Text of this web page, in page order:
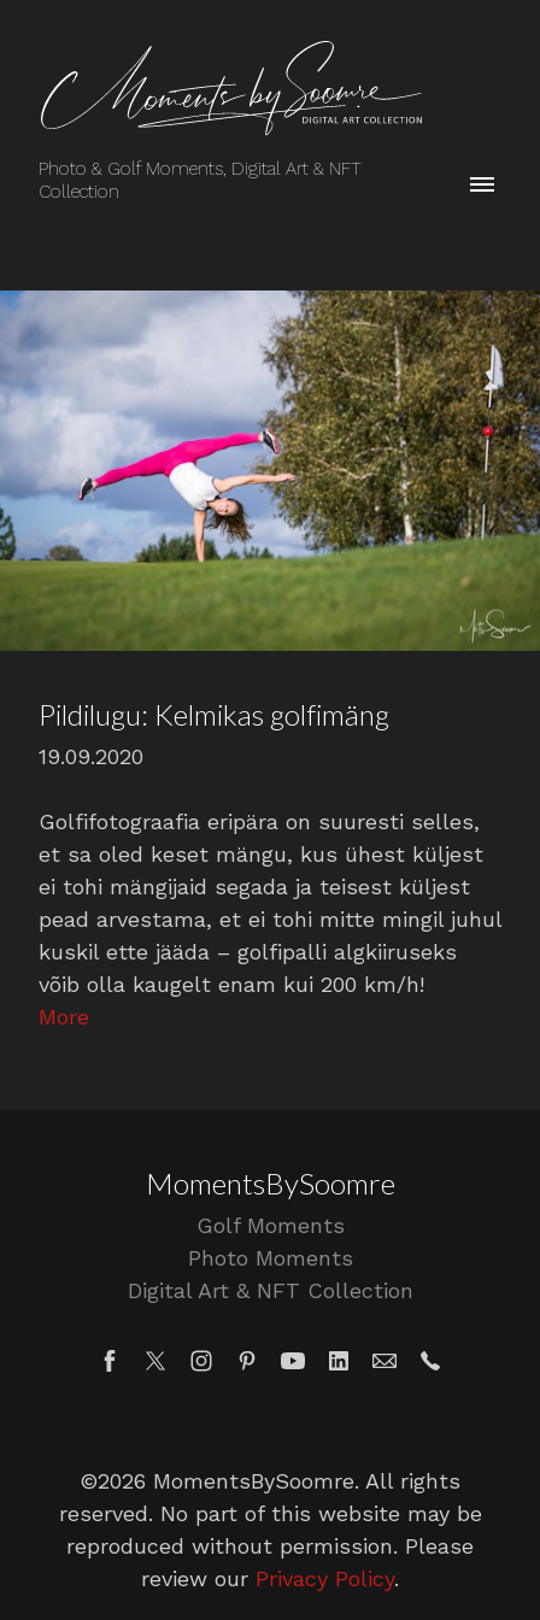
Photo & Golf Moments, Digital Art & NFT
Collection
Pildilugu: Kelmikas golfimäng
19.09.2020
Golfifotograafia eripära on suuresti selles,
et sa oled keset mängu, kus ühest küljest
ei tohi mängijaid segada ja teisest küljest
pead arvestama, et ei tohi mitte mingil juhul
kuskil ette jääda – golfipalli algkiiruseks
võib olla kaugelt enam kui 200 km/h!
More
MomentsBySoomre
Golf Moments
Photo Moments
Digital Art & NFT Collection
©2026 MomentsBySoomre. All rights
reserved. No part of this website may be
reproduced without permission. Please
review our Privacy Policy.